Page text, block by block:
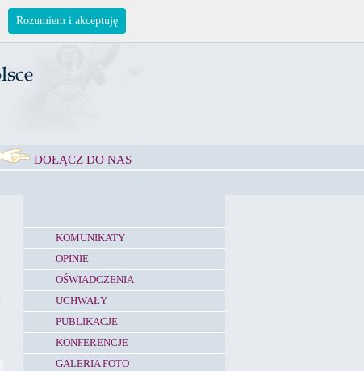
DOŁĄCZ DO NAS
KOMUNIKATY
OPINIE
OŚWIADCZENIA
UCHWAŁY
PUBLIKACJE
KONFERENCJE
GALERIA FOTO
Rozumiem i akceptuję